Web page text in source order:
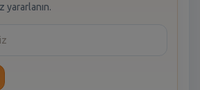
yararlanın.